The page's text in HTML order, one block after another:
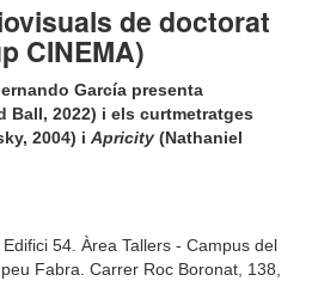
de doctorat
CINEMA)
García presenta
Ball, 2022) i els curtmetratges
2004) i Apricity (Nathaniel
54. Àrea Tallers - Campus del
Fabra. Carrer Roc Boronat, 138,